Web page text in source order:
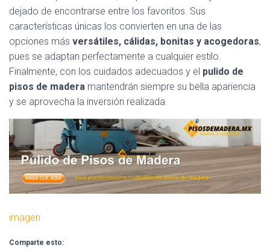
dejado de encontrarse entre los favoritos. Sus
características únicas los convierten en una de las
opciones más versátiles, cálidas, bonitas y acogedoras,
pues se adaptan perfectamente a cualquier estilo.
Finalmente, con los cuidados adecuados y el pulido de
pisos de madera mantendrán siempre su bella apariencia
y se aprovecha la inversión realizada.
imagen
Comparte esto: